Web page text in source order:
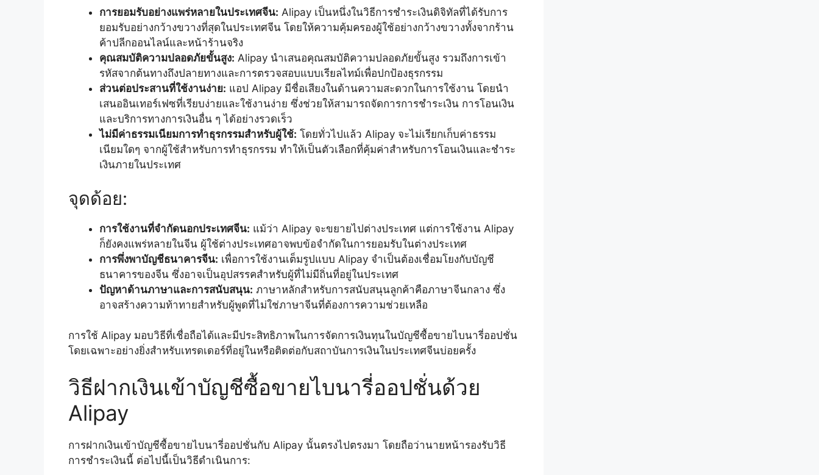
การยอมรับอย่างแพร่หลายในประเทศจีน: Alipay เป็นหนึ่งในวิธีการชำระเงินดิจิทัลที่ได้รับการ
ยอมรับอย่างกว้างขวางที่สุดในประเทศจีน โดยให้ความคุ้มครองผู้ใช้อย่างกว้างขวางทั้งจากร้าน
ค้าปลีกออนไลน์และหน้าร้านจริง
คุณสมบัติความปลอดภัยขั้นสูง: Alipay นำเสนอคุณสมบัติความปลอดภัยขั้นสูง รวมถึงการเข้า
รหัสจากต้นทางถึงปลายทางและการตรวจสอบแบบเรียลไทม์เพื่อปกป้องธุรกรรม
ส่วนต่อประสานที่ใช้งานง่าย: แอป Alipay มีชื่อเสียงในด้านความสะดวกในการใช้งาน โดยนำ
เสนออินเทอร์เฟซที่เรียบง่ายและใช้งานง่าย ซึ่งช่วยให้สามารถจัดการการชำระเงิน การโอนเงิน
และบริการทางการเงินอื่น ๆ ได้อย่างรวดเร็ว
ไม่มีค่าธรรมเนียมการทำธุรกรรมสำหรับผู้ใช้: โดยทั่วไปแล้ว Alipay จะไม่เรียกเก็บค่าธรรม
เนียมใดๆ จากผู้ใช้สำหรับการทำธุรกรรม ทำให้เป็นตัวเลือกที่คุ้มค่าสำหรับการโอนเงินและชำระ
เงินภายในประเทศ
จุดด้อย:
การใช้งานที่จำกัดนอกประเทศจีน: แม้ว่า Alipay จะขยายไปต่างประเทศ แต่การใช้งาน Alipay
ก็ยังคงแพร่หลายในจีน ผู้ใช้ต่างประเทศอาจพบข้อจำกัดในการยอมรับในต่างประเทศ
การพึ่งพาบัญชีธนาคารจีน: เพื่อการใช้งานเต็มรูปแบบ Alipay จำเป็นต้องเชื่อมโยงกับบัญชี
ธนาคารของจีน ซึ่งอาจเป็นอุปสรรคสำหรับผู้ที่ไม่มีถิ่นที่อยู่ในประเทศ
ปัญหาด้านภาษาและการสนับสนุน: ภาษาหลักสำหรับการสนับสนุนลูกค้าคือภาษาจีนกลาง ซึ่ง
อาจสร้างความท้าทายสำหรับผู้พูดที่ไม่ใช่ภาษาจีนที่ต้องการความช่วยเหลือ
การใช้ Alipay มอบวิธีที่เชื่อถือได้และมีประสิทธิภาพในการจัดการเงินทุนในบัญชีซื้อขายไบนารี่ออปชั่น
โดยเฉพาะอย่างยิ่งสำหรับเทรดเดอร์ที่อยู่ในหรือติดต่อกับสถาบันการเงินในประเทศจีนบ่อยครั้ง
วิธีฝากเงินเข้าบัญชีซื้อขายไบนารี่ออปชั่นด้วย
Alipay
การฝากเงินเข้าบัญชีซื้อขายไบนารี่ออปชั่นกับ Alipay นั้นตรงไปตรงมา โดยถือว่านายหน้ารองรับวิธี
การชำระเงินนี้ ต่อไปนี้เป็นวิธีดำเนินการ: